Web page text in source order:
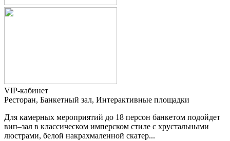
VIP-кабинет
Ресторан, Банкетный зал, Интерактивные площадки
Для камерных мероприятий до 18 персон банкетом подойдет
вип–зал в классическом имперском стиле с хрустальными
люстрами, белой накрахмаленной скатер...